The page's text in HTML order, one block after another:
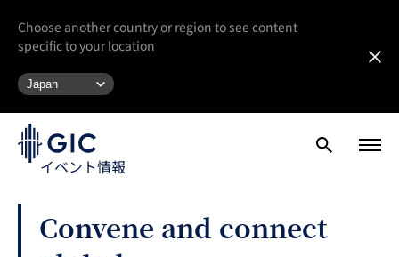
Choose another country or region to see content
specific to your location
イベント情報
Convene and connect